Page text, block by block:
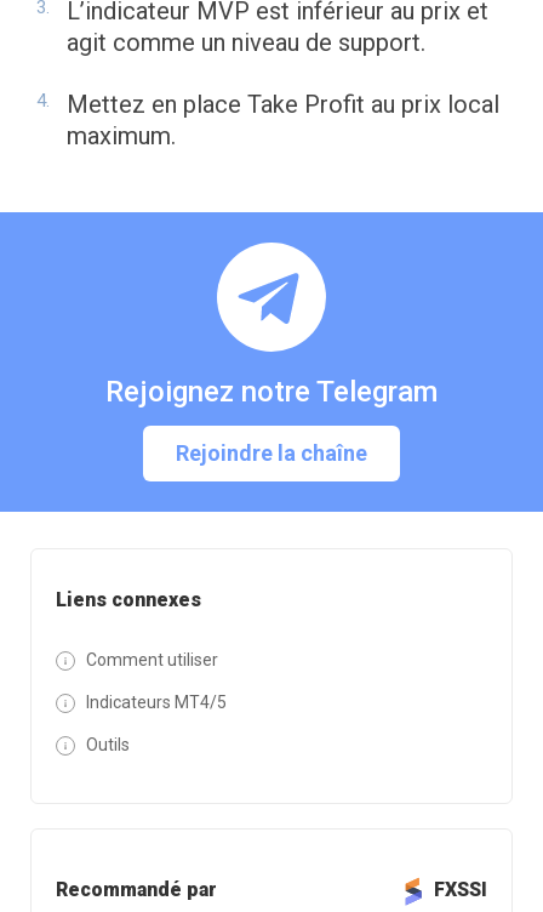
Liens connexes
Comment utiliser
Indicateurs MT4/5
Outils
Recommandé par FXSSI
L’indicateur MVP est inférieur au prix et
agit comme un niveau de support.
Mettez en place Take Profit au prix local
maximum.
Rejoignez notre Telegram
Rejoindre la chaîne